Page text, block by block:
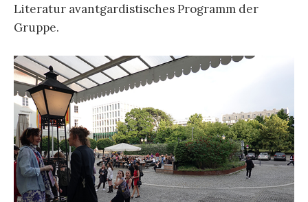
Literatur avantgardistisches Programm der
Gruppe.